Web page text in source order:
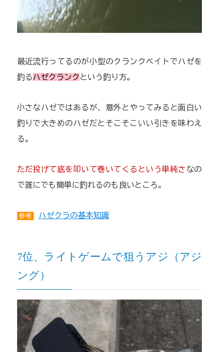
最近流行ってるのが小型のクランクベイトでハゼを
釣るハゼクランク という釣り方。
小さなハゼではあるが、意外とやってみると面白い
釣りで大きめのハゼだとそこそこいい引きを味わえ
る。
ただ投げて底を叩いて巻いてくるという単純さなの
で誰にでも簡単に釣れるのも良いところ。
参考 ハゼクラの基本知識
7位、ライトゲームで狙うアジ（アジ
ング）